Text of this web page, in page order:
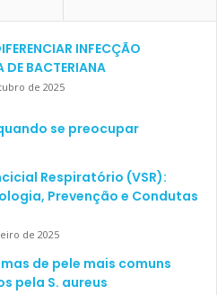
INFECÇÃO
DE BACTERIANA
de 2025
se preocupar
Respiratório (VSR):
Prevenção e Condutas
de 2025
de pele mais comuns
pela S. aureus